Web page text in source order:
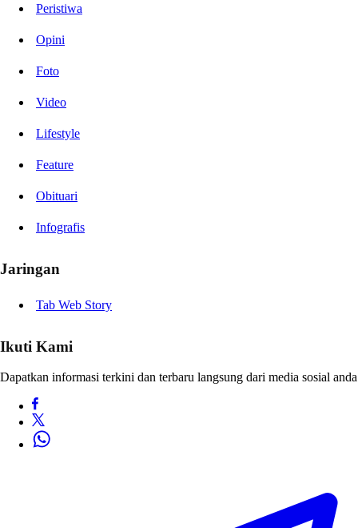
Peristiwa
Opini
Foto
Video
Lifestyle
Feature
Obituari
Infografis
Jaringan
Tab Web Story
Ikuti Kami
Dapatkan informasi terkini dan terbaru langsung dari media sosial anda